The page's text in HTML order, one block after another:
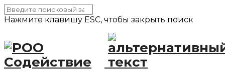
Нажмите клавишу ESC, чтобы закрыть поиск